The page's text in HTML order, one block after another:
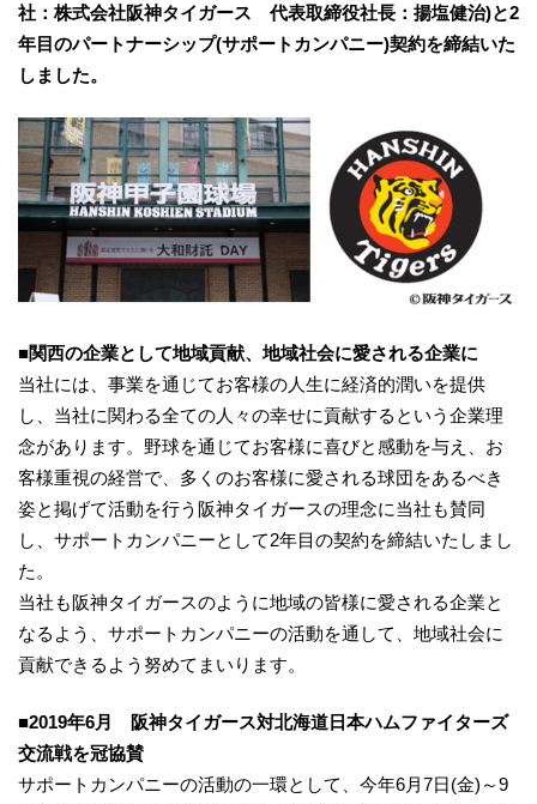
社：株式会社阪神タイガース 代表取締役社長：揚塩健治)と2
年目のパートナーシップ(サポートカンパニー)契約を締結いた
しました。
■関西の企業として地域貢献、地域社会に愛される企業に
当社には、事業を通じてお客様の人生に経済的潤いを提供
し、当社に関わる全ての人々の幸せに貢献するという企業理
念があります。野球を通じてお客様に喜びと感動を与え、お
客様重視の経営で、多くのお客様に愛される球団をあるべき
姿と掲げて活動を行う阪神タイガースの理念に当社も賛同
し、サポートカンパニーとして2年目の契約を締結いたしまし
た。
当社も阪神タイガースのように地域の皆様に愛される企業と
なるよう、サポートカンパニーの活動を通して、地域社会に
貢献できるよう努めてまいります。
■2019年6月 阪神タイガース対北海道日本ハムファイターズ
交流戦を冠協賛
サポートカンパニーの活動の一環として、今年6月7日(金)～9